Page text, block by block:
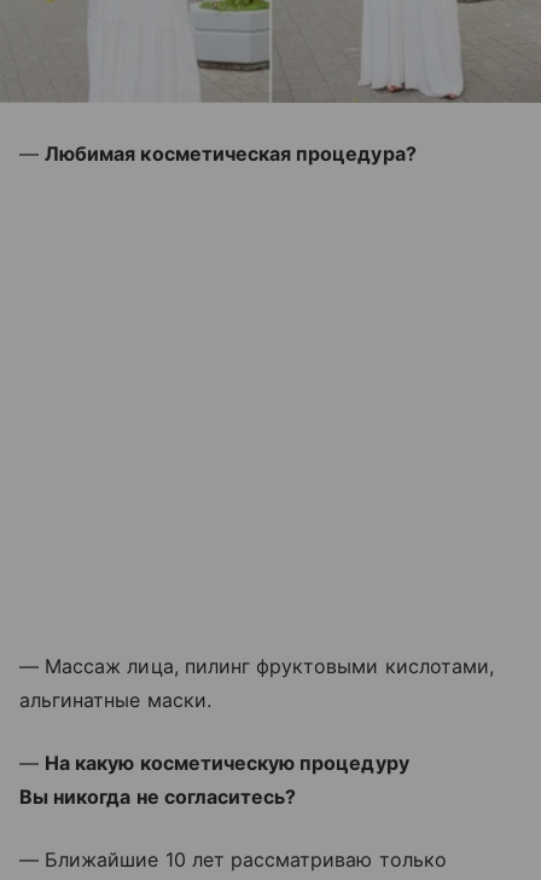
—Любимая косметическая процедура?
— Массаж лица, пилинг фруктовыми кислотами,
альгинатные маски.
— На какую косметическую процедуру
Вы никогда не согласитесь?
— Ближайшие 10 лет рассматриваю только